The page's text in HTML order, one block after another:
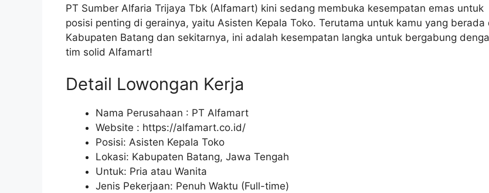
PT Sumber Alfaria Trijaya Tbk (Alfamart) kini sedang membuka kesempatan emas untuk
posisi penting di gerainya, yaitu Asisten Kepala Toko. Terutama untuk kamu yang berada
Kabupaten Batang dan sekitarnya, ini adalah kesempatan langka untuk bergabung
tim solid Alfamart!
Detail Lowongan Kerja
Nama Perusahaan : PT Alfamart
Website : https://alfamart.co.id/
Posisi: Asisten Kepala Toko
Lokasi: Kabupaten Batang, Jawa Tengah
Untuk: Pria atau Wanita
Jenis Pekerjaan: Penuh Waktu (Full-time)